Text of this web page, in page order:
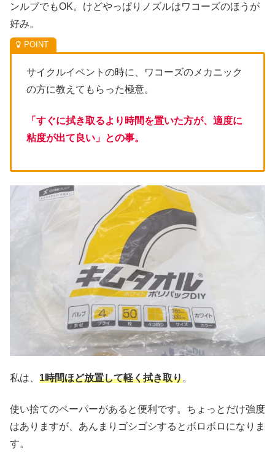
ンルブでもOK。けどやっぱりノズルはワコーズのほうが
好み。
サイクルイベントの時に、ワコーズのメカニック
の方に教えてもらった極意。
「すぐに拭き取るより時間を置いた方が、適度に
粘度が出て良い」との事。
私は、 1時間ほど放置して軽く拭き取り。
使い捨てのペーパーがあると便利です。ちょっとだけ強度
はありますが、あんまりゴシゴシするとボロボロになりま
す。